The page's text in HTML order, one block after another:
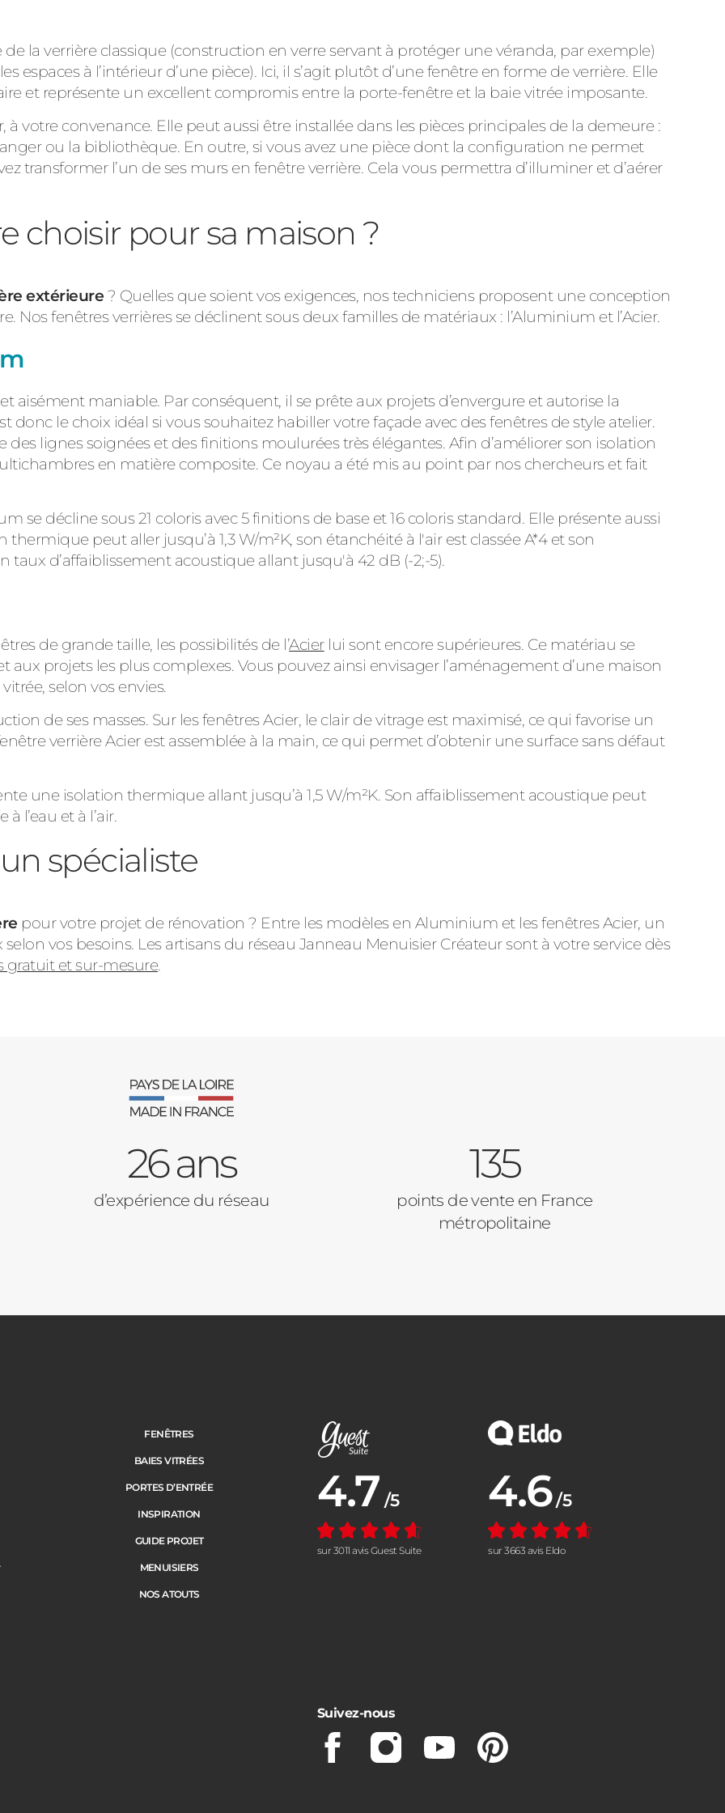
la verrière classique (construction en verre servant à protéger une véranda, par exemple)
espaces à l’intérieur d’une pièce). Ici, il s’agit plutôt d’une fenêtre en forme de verrière. Elle
et représente un excellent compromis entre la porte-fenêtre et la baie vitrée imposante.
à votre convenance. Elle peut aussi être installée dans les pièces principales de la demeure :
ou la bibliothèque. En outre, si vous avez une pièce dont la configuration ne permet
transformer l’un de ses murs en fenêtre verrière. Cela vous permettra d’illuminer et d’aérer
choisir pour sa maison ?
extérieure ? Quelles que soient vos exigences, nos techniciens proposent une conception
Nos fenêtres verrières se déclinent sous deux familles de matériaux : l’Aluminium et l’Acier.
aisément maniable. Par conséquent, il se prête aux projets d’envergure et autorise la
donc le choix idéal si vous souhaitez habiller votre façade avec des fenêtres de style atelier.
des lignes soignées et des finitions moulurées très élégantes. Afin d’améliorer son isolation
en matière composite. Ce noyau a été mis au point par nos chercheurs et fait
se décline sous 21 coloris avec 5 finitions de base et 16 coloris standard. Elle présente aussi
thermique peut aller jusqu’à 1,3 W/m²K, son étanchéité à l'air est classée A*4 et son
taux d’affaiblissement acoustique allant jusqu'à 42 dB (-2;-5).
de grande taille, les possibilités de l’Acierlui sont encore supérieures. Ce matériau se
aux projets les plus complexes. Vous pouvez ainsi envisager l’aménagement d’une maison
selon vos envies.
de ses masses. Sur les fenêtres Acier, le clair de vitrage est maximisé, ce qui favorise un
verrière Acier est assemblée à la main, ce qui permet d’obtenir une surface sans défaut
une isolation thermique allant jusqu’à 1,5 W/m²K. Son affaiblissement acoustique peut
l’eau et à l’air.
spécialiste
pour votre projet de rénovation ? Entre les modèles en Aluminium et les fenêtres Acier, un
vos besoins. Les artisans du réseau Janneau Menuisier Créateur sont à votre service dès
gratuit et sur-mesure.
26 ans
d’expérience du réseau
135
points de vente en France
métropolitaine
FENÊTRES
BAIES VITRÉES
PORTES D’ENTRÉE
INSPIRATION
GUIDE PROJET
MENUISIERS
NOS ATOUTS
Note moyenne :
4.7 /5
sur 3011 avis Guest Suite
Note moyenne :
4.6 /5
sur 3663 avis Eldo
Suivez-nous
FacebookInstagramYoutubePinterest